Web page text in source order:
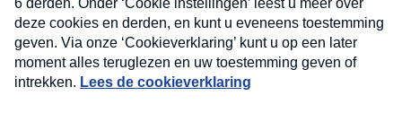
Nieuwsbrief
Neem hier een gratis abonnement op onze
nieuwsbrief. Elke vrijdag- en dinsdagochtend in uw